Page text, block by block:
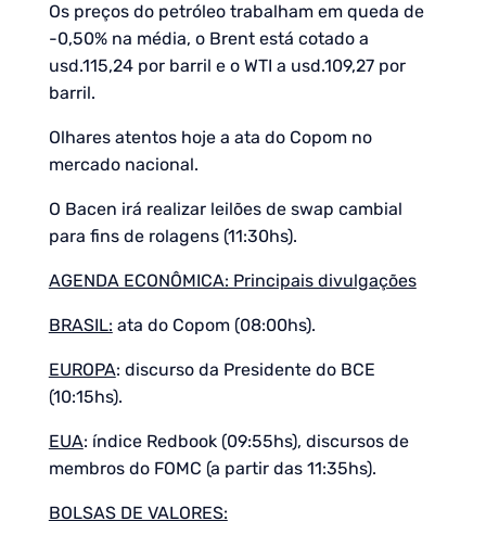
Os preços do petróleo trabalham em queda de
-0,50% na média, o Brent está cotado a
usd.115,24 por barril e o WTI a usd.109,27 por
barril.
Olhares atentos hoje a ata do Copom no
mercado nacional.
O Bacen irá realizar leilões de swap cambial
para fins de rolagens (11:30hs).
AGENDA ECONÔMICA: Principais divulgações
BRASIL: ata do Copom (08:00hs).
EUROPA: discurso da Presidente do BCE
(10:15hs).
EUA: índice Redbook (09:55hs), discursos de
membros do FOMC (a partir das 11:35hs).
BOLSAS DE VALORES: